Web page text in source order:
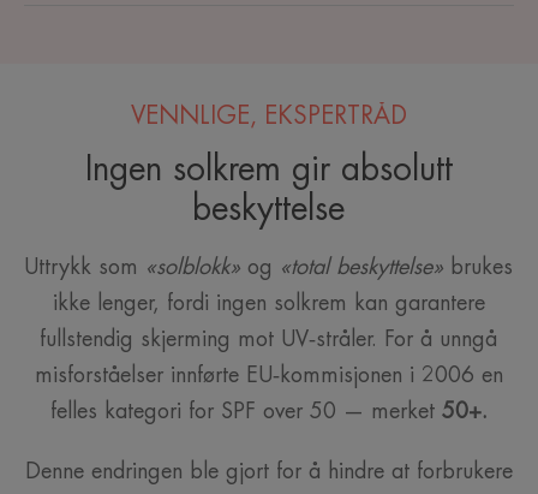
VENNLIGE, EKSPERTRÅD
Ingen solkrem gir absolutt
beskyttelse
Uttrykk som «solblokk» og «total beskyttelse» brukes
ikke lenger, fordi ingen solkrem kan garantere
fullstendig skjerming mot UV‑stråler. For å unngå
misforståelser innførte EU‑kommisjonen i 2006 en
felles kategori for SPF over 50 — merket50+.
Denne endringen ble gjort for å hindre at forbrukere